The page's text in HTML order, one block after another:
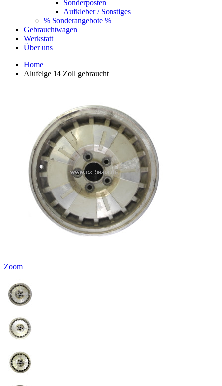
Sonderposten
Aufkleber / Sonstiges
% Sonderangebote %
Gebrauchtwagen
Werkstatt
Über uns
Home
Alufelge 14 Zoll gebraucht
Zoom